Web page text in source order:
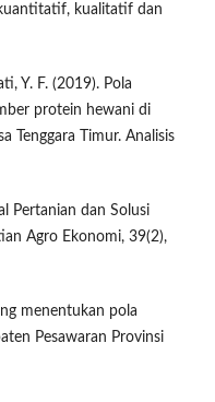
kualitatif dan
Y. F. (2019). Pola
protein hewani di
Tenggara Timur. Analisis
Pertanian dan Solusi
Agro Ekonomi, 39(2),
menentukan pola
Pesawaran Provinsi